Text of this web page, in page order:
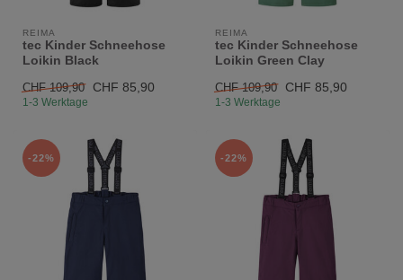
REIMA
tec Kinder Schneehose
Loikin Black
CHF 109,90 CHF 85,90
1-3 Werktage
REIMA
tec Kinder Schneehose
Loikin Green Clay
CHF 109,90 CHF 85,90
1-3 Werktage
-22% -22%